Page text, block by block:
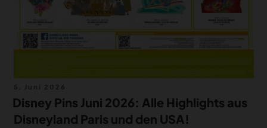
am
Disney Pins Juni 2026: Alle Highlights aus
Disneyland Paris und den USA!